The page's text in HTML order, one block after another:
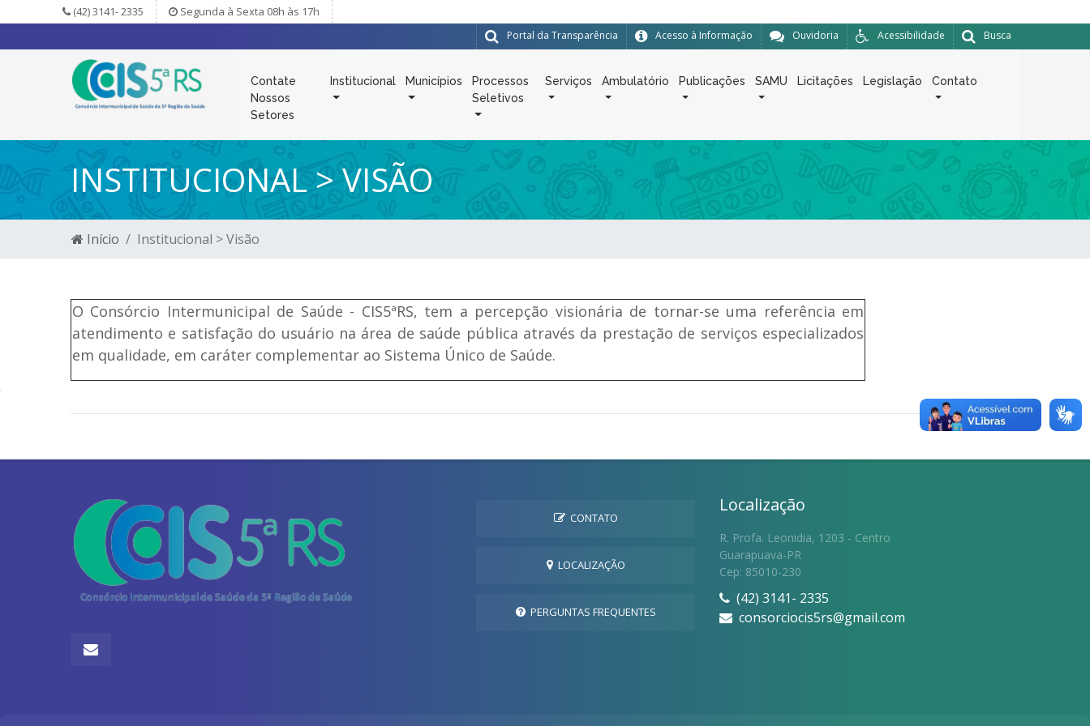
(42) 3141- 2335 Segunda à Sexta 08h às 17h
Busca
Acessibilidade
Ouvidoria
Acesso à Informação
Portal da Transparência
Contate
Nossos
Setores
Institucional Municípios
Processos
Seletivos
Serviços Ambulatório Publicações SAMU Licitações Legislação Contato
INSTITUCIONAL > VISÃO
Início Institucional > Visão
O Consórcio Intermunicipal de Saúde - CIS5ªRS, tem a percepção visionária de tornar-se uma referência em
atendimento e satisfação do usuário na área de saúde pública através da prestação de serviços especializados
em qualidade, em caráter complementar ao Sistema Único de Saúde.
CONTATO
LOCALIZAÇÃO
PERGUNTAS FREQUENTES
Localização
R. Profa. Leonidia, 1203 - Centro
Guarapuava-PR
Cep: 85010-230
(42) 3141- 2335
consorciocis5rs@gmail.com